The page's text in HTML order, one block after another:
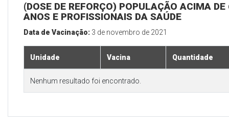
(DOSE DE REFORÇO) POPULAÇÃO ACIMA DE
ANOS E PROFISSIONAIS DA SAÚDE
Data de Vacinação: 3 de novembro de 2021
Unidade Vacina Quantidade
Nenhum resultado foi encontrado.